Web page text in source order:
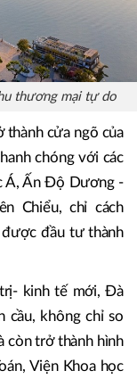
thương mại tự do
cửa ngõ của
chóng với các
Á, Ấn Độ Dương -
Chiểu, chỉ cách
đầu tư thành
kinh tế mới, Đà
cầu, không chỉ so
còn trở thành hình
Viện Khoa học